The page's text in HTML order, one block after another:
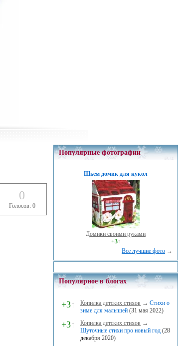
0
Голосов: 0
Популярные фотографии
Шьем домик для кукол
Домики своими руками
+3↑
Все лучшие фото →
Популярное в блогах
+3↑ Копилка детских стихов → Стихи о
зиме для малышей (31 мая 2022)
+3↑ Копилка детских стихов →
Шуточные стихи про новый год (28
декабря 2020)